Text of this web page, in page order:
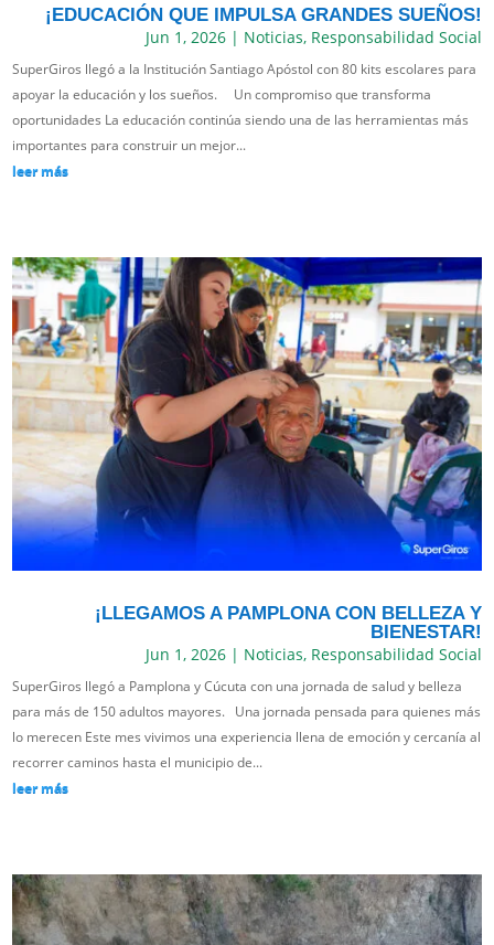
¡EDUCACIÓN QUE IMPULSA GRANDES SUEÑOS!
Jun 1, 2026| Noticias, Responsabilidad Social
SuperGiros llegó a la Institución Santiago Apóstol con 80 kits escolares para
apoyar la educación y los sueños. Un compromiso que transforma
oportunidades La educación continúa siendo una de las herramientas más
importantes para construir un mejor...
leer más
¡LLEGAMOS A PAMPLONA CON BELLEZA Y
BIENESTAR!
Jun 1, 2026| Noticias, Responsabilidad Social
SuperGiros llegó a Pamplona y Cúcuta con una jornada de salud y belleza
para más de 150 adultos mayores. Una jornada pensada para quienes más
lo merecen Este mes vivimos una experiencia llena de emoción y cercanía al
recorrer caminos hasta el municipio de...
leer más